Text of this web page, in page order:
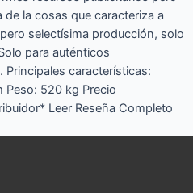
la cosas que caracteriza a
selectísima producción, solo
para auténticos
características:
Peso: 520 kg Precio
Leer Reseña Completo